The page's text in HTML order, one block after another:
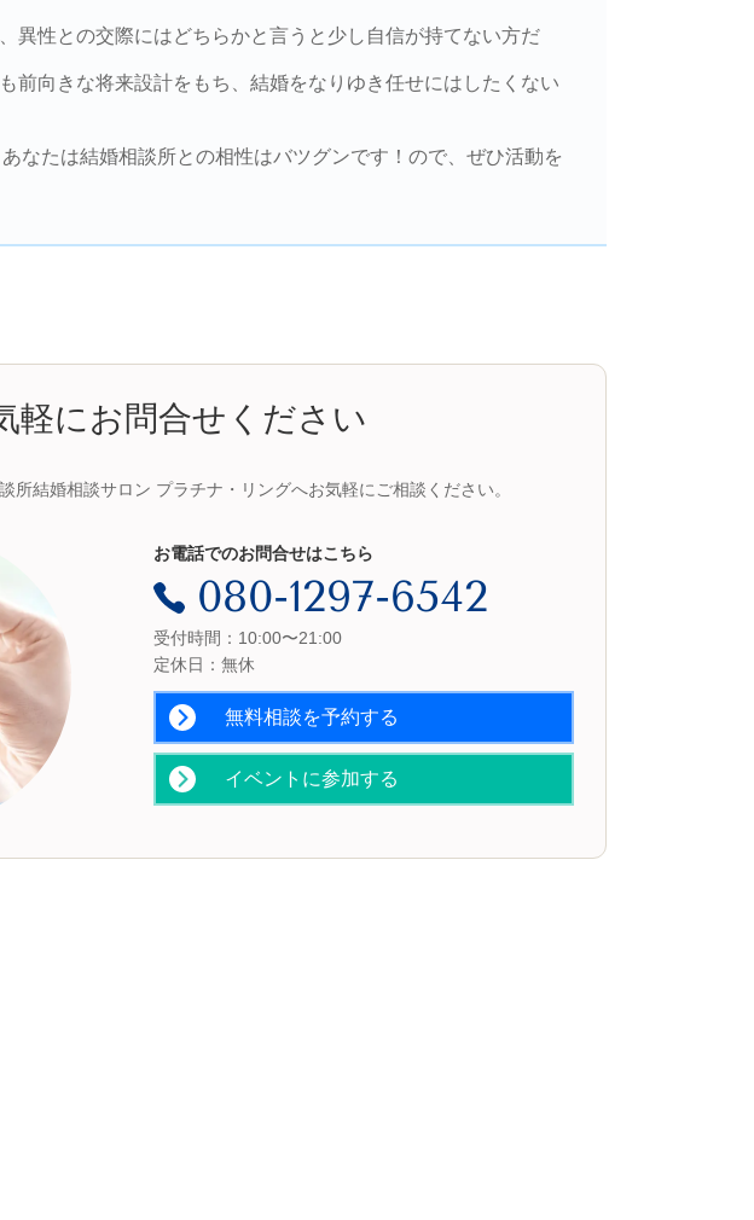
性との交際にはどちらかと言うと少し自信が持てない方だ
向きな将来設計をもち、結婚をなりゆき任せにはしたくない
なたは結婚相談所との相性はバツグンです！ので、ぜひ活動を
軽にお問合せください
所結婚相談サロン プラチナ・リングへお気軽にご相談ください。
お電話でのお問合せはこちら
080-1297-6542
受付時間：10:00〜21:00
定休日：無休
無料相談を予約する
イベントに参加する